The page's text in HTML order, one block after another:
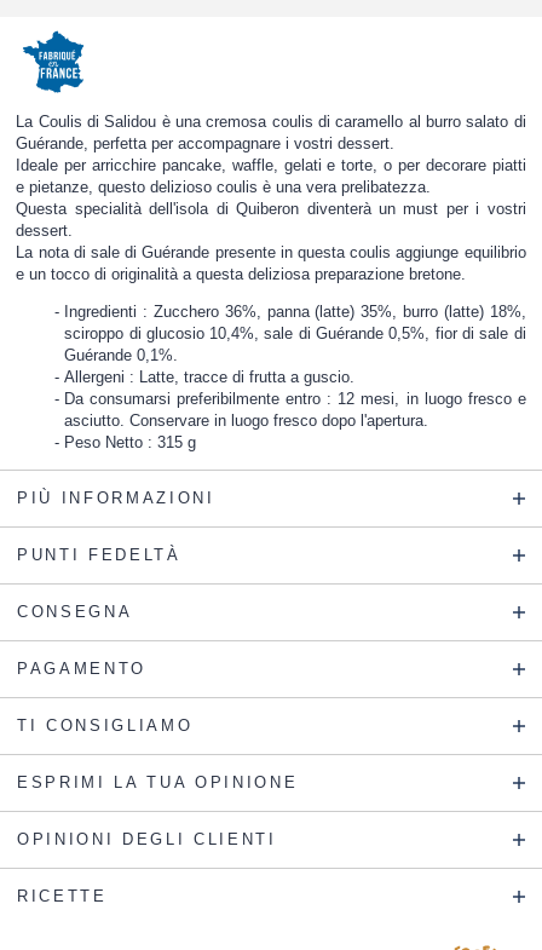
La Coulis di Salidou è una cremosa coulis di caramello al burro salato di
Guérande, perfetta per accompagnare i vostri dessert.
Ideale per arricchire pancake, waffle, gelati e torte, o per decorare piatti
e pietanze, questo delizioso coulis è una vera prelibatezza.
Questa specialità dell'isola di Quiberon diventerà un must per i vostri
dessert.
La nota di sale di Guérande presente in questa coulis aggiunge equilibrio
e un tocco di originalità a questa deliziosa preparazione bretone.
Ingredienti : Zucchero 36%, panna (latte) 35%, burro (latte) 18%,
sciroppo di glucosio 10,4%, sale di Guérande 0,5%, fior di sale di
Guérande 0,1%.
Allergeni : Latte, tracce di frutta a guscio.
Da consumarsi preferibilmente entro : 12 mesi, in luogo fresco e
asciutto. Conservare in luogo fresco dopo l'apertura.
Peso Netto : 315 g
PIÙ INFORMAZIONI
PUNTI FEDELTÀ
CONSEGNA
PAGAMENTO
TI CONSIGLIAMO
ESPRIMI LA TUA OPINIONE
OPINIONI DEGLI CLIENTI
RICETTE